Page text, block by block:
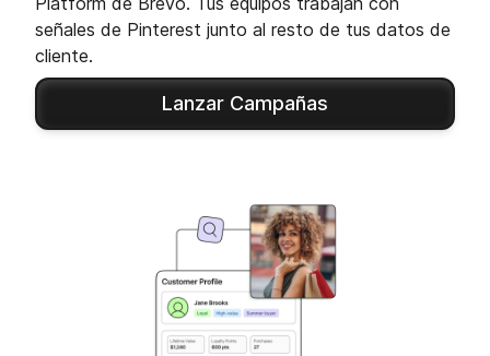
señales de Pinterest junto al resto de tus datos de
cliente.
Lanzar Campañas